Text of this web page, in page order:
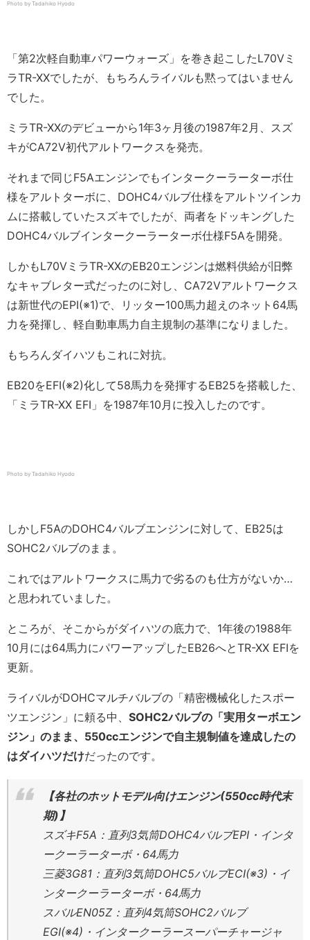
Photo by Tadahiko Hyodo
「第2次軽自動車パワーウォーズ」を巻き起こしたL70Vミ
ラTR-XXでしたが、もちろんライバルも黙ってはいません
でした。
ミラTR-XXのデビューから1年3ヶ月後の1987年2月、スズ
キがCA72V初代アルトワークスを発売。
それまで同じF5Aエンジンでもインタークーラーターボ仕
様をアルトターボに、DOHC4バルブ仕様をアルトツインカ
ムに搭載していたスズキでしたが、両者をドッキングした
DOHC4バルブインタークーラーターボ仕様F5Aを開発。
しかもL70VミラTR-XXのEB20エンジンは燃料供給が旧弊
なキャブレター式だったのに対し、CA72Vアルトワークス
は新世代のEPI(※1)で、リッター100馬力超えのネット64馬
力を発揮し、軽自動車馬力自主規制の基準になりました。
もちろんダイハツもこれに対抗。
EB20をEFI(※2)化して58馬力を発揮するEB25を搭載した、
「ミラTR-XX EFI」を1987年10月に投入したのです。
Photo by Tadahiko Hyodo
しかしF5AのDOHC4バルブエンジンに対して、EB25は
SOHC2バルブのまま。
これではアルトワークスに馬力で劣るのも仕方がないか…
と思われていました。
ところが、そこからがダイハツの底力で、1年後の1988年
10月には64馬力にパワーアップしたEB26へとTR-XX EFIを
更新。
ライバルがDOHCマルチバルブの「精密機械化したスポー
ツエンジン」に頼る中、 SOHC2バルブの「実用ターボエン
ジン」のまま、550ccエンジンで自主規制値を達成したの
はダイハツだけだったのです。
【各社のホットモデル向けエンジン(550cc時代末
期)】
スズキF5A：直列3気筒DOHC4バルブEPI・インタ
ークーラーターボ・64馬力
三菱3G81：直列3気筒DOHC5バルブECI(※3)・イ
ンタークーラーターボ・64馬力
スバルEN05Z：直列4気筒SOHC2バルブ
EGI(※4)・インタークーラースーパーチャージャ